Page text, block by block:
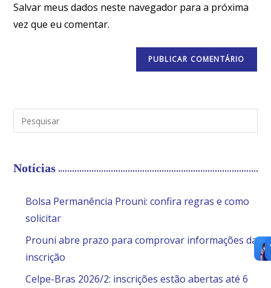
Salvar meus dados neste navegador para a próxima
vez que eu comentar.
Notícias
Bolsa Permanência Prouni: confira regras e como
solicitar
Prouni abre prazo para comprovar informações da
inscrição
Celpe-Bras 2026/2: inscrições estão abertas até 6